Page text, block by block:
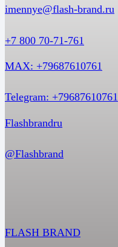
imennye@flash-brand.ru
+7 800 70-71-761
MAX: +79687610761
Telegram: +79687610761
Flashbrandru
@Flashbrand
FLASH BRAND